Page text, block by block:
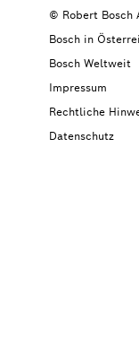
© Robert Bosch
Bosch in
Bosch Weltweit
Impressum
Rechtliche
Datenschutz